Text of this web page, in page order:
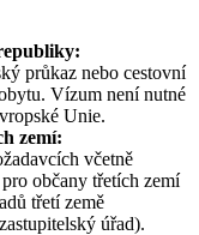
průkaz nebo cestovní
Vízum není nutné
Unie.
zemí:
včetně
občany třetích zemí
třetí země
úřad).